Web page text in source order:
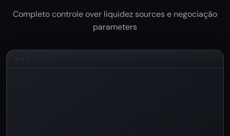
Completo controle over liquidez sources e negociação
parameters